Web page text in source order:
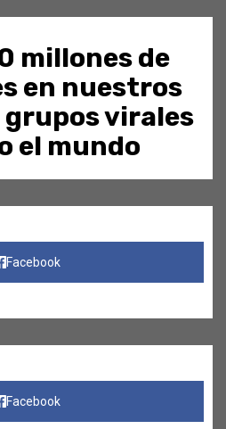
millones de
en nuestros
virales
el mundo
Facebook
Facebook